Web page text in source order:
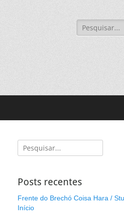
Pesquisar
por:
Pesquisar
por:
Posts recentes
Frente do Brechó Coisa Hara /
Início